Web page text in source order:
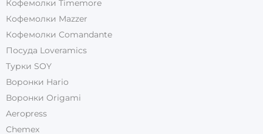
Кофемолки Timemore
Кофемолки Mazzer
Кофемолки Comandante
Посуда Loveramics
Турки SOY
Воронки Hario
Воронки Origami
Aeropress
Chemex